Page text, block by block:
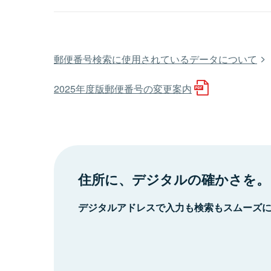
郵便番号検索に使用されているデータについて
2025年度版郵便番号の変更案内
住所に、デジタルの確かさを。
デジタルアドレスで入力も検索もスムーズ